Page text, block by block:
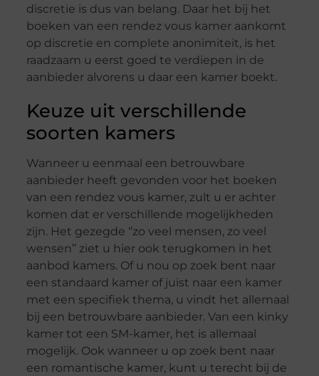
discretie is dus van belang. Daar het bij het
boeken van een rendez vous kamer aankomt
op discretie en complete anonimiteit, is het
raadzaam u eerst goed te verdiepen in de
aanbieder alvorens u daar een kamer boekt.
Keuze uit verschillende
soorten kamers
Wanneer u eenmaal een betrouwbare
aanbieder heeft gevonden voor het boeken
van een rendez vous kamer, zult u er achter
komen dat er verschillende mogelijkheden
zijn. Het gezegde ‘’zo veel mensen, zo veel
wensen’’ ziet u hier ook terugkomen in het
aanbod kamers. Of u nou op zoek bent naar
een standaard kamer of juist naar een kamer
met een specifiek thema, u vindt het allemaal
bij een betrouwbare aanbieder. Van een kinky
kamer tot een SM-kamer, het is allemaal
mogelijk. Ook wanneer u op zoek bent naar
een romantische kamer, kunt u terecht bij de